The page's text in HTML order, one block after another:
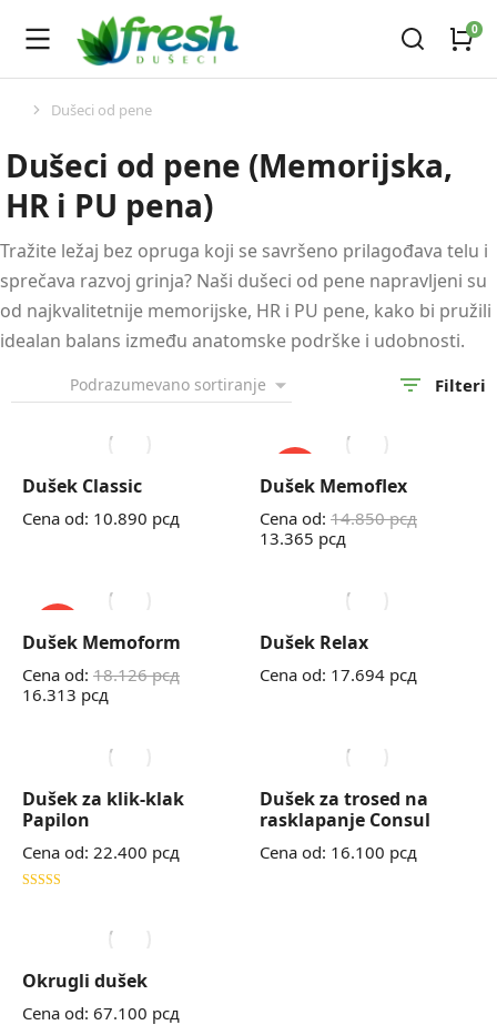
You are here:
Dušeci od pene
Dušeci od pene (Memorijska,
HR i PU pena)
Tražite ležaj bez opruga koji se savršeno prilagođava telu i
sprečava razvoj grinja? Naši dušeci od pene napravljeni su
od najkvalitetnije memorijske, HR i PU pene, kako bi pružili
idealan balans između anatomske podrške i udobnosti.
Filteri
Dušek Classic
Cena od: 10.890 рсд
Dušek Memoflex
Cena od: 14.850рсд
13.365 рсд
Dušek Memoform
Cena od: 18.126рсд
16.313 рсд
Dušek Relax
Cena od: 17.694 рсд
Dušek za klik-klak
Papilon
Cena od: 22.400 рсд
Dušek za trosed na
rasklapanje Consul
Cena od: 16.100 рсд
Okrugli dušek
Cena od: 67.100 рсд